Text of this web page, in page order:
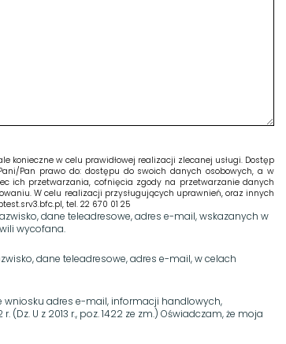
konieczne w celu prawidłowej realizacji zlecanej usługi. Dostęp
Pan prawo do: dostępu do swoich danych osobowych, a w
ich przetwarzania, cofnięcia zgody na przetwarzanie danych
W celu realizacji przysługujących uprawnień, oraz innych
tel. 22 670 01 25
dane teleadresowe, adres e-mail, wskazanych w
wycofana.
dane teleadresowe, adres e-mail, w celach
wniosku adres e-mail, informacji handlowych,
U z 2013 r., poz. 1422 ze zm.) Oświadczam, że moja